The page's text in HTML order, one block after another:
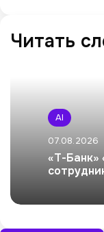
Читать
AI
07.08.2026
«Т-Банк»